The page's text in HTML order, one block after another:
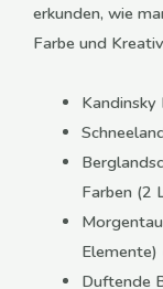
erkunden, wie
Farbe und
Kandinsky
Farben (2
Elemente)
Duftende